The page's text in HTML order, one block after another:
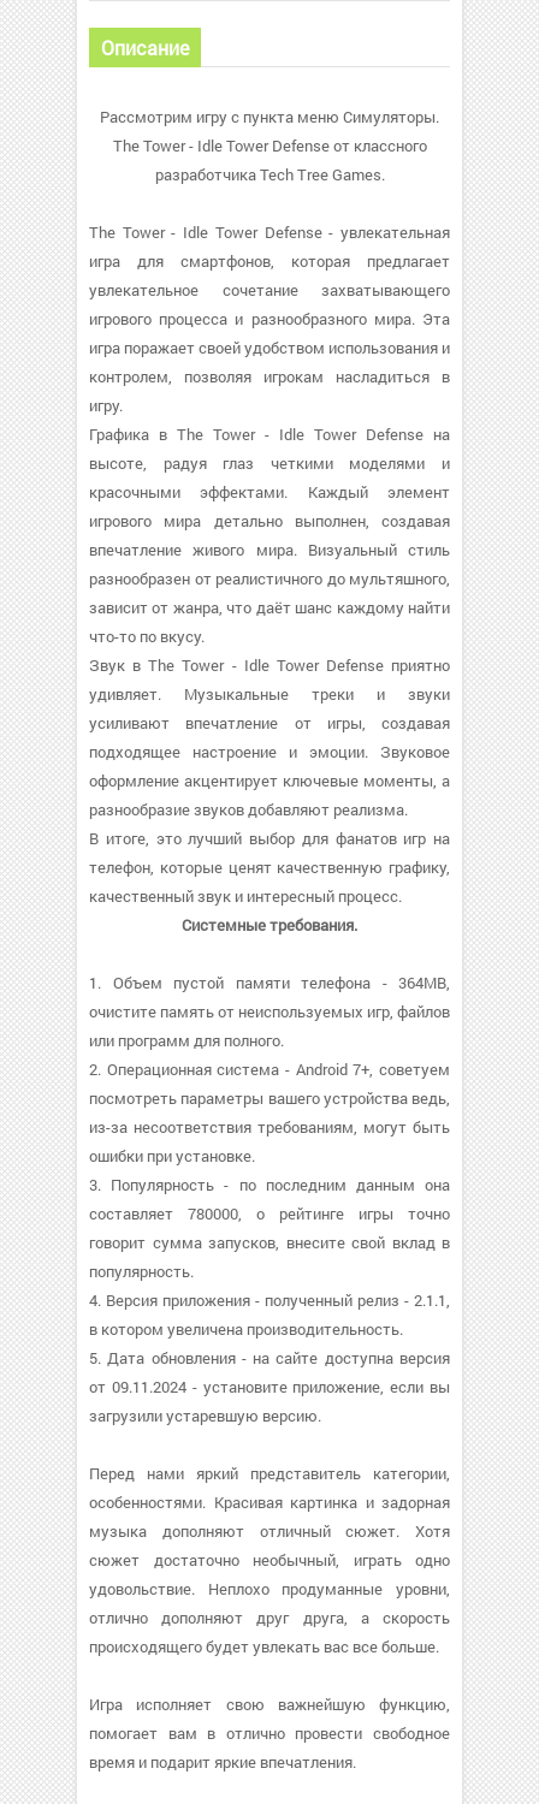
Описание
Рассмотрим игру с пункта меню Симуляторы.
The Tower - Idle Tower Defense от классного
разработчика Tech Tree Games.
The Tower - Idle Tower Defense - увлекательная
игра для смартфонов, которая предлагает
увлекательное сочетание захватывающего
игрового процесса и разнообразного мира. Эта
игра поражает своей удобством использования и
контролем, позволяя игрокам насладиться в
игру.
Графика в The Tower - Idle Tower Defense на
высоте, радуя глаз четкими моделями и
красочными эффектами. Каждый элемент
игрового мира детально выполнен, создавая
впечатление живого мира. Визуальный стиль
разнообразен от реалистичного до мультяшного,
зависит от жанра, что даёт шанс каждому найти
что-то по вкусу.
Звук в The Tower - Idle Tower Defense приятно
удивляет. Музыкальные треки и звуки
усиливают впечатление от игры, создавая
подходящее настроение и эмоции. Звуковое
оформление акцентирует ключевые моменты, а
разнообразие звуков добавляют реализма.
В итоге, это лучший выбор для фанатов игр на
телефон, которые ценят качественную графику,
качественный звук и интересный процесс.
Системные требования.
1. Объем пустой памяти телефона - 364MB,
очистите память от неиспользуемых игр, файлов
или программ для полного.
2. Операционная система - Android 7+, советуем
посмотреть параметры вашего устройства ведь,
из-за несоответствия требованиям, могут быть
ошибки при установке.
3. Популярность - по последним данным она
составляет 780000, о рейтинге игры точно
говорит сумма запусков, внесите свой вклад в
популярность.
4. Версия приложения - полученный релиз - 2.1.1,
в котором увеличена производительность.
5. Дата обновления - на сайте доступна версия
от 09.11.2024 - установите приложение, если вы
загрузили устаревшую версию.
Перед нами яркий представитель категории,
особенностями. Красивая картинка и задорная
музыка дополняют отличный сюжет. Хотя
сюжет достаточно необычный, играть одно
удовольствие. Неплохо продуманные уровни,
отлично дополняют друг друга, а скорость
происходящего будет увлекать вас все больше.
Игра исполняет свою важнейшую функцию,
помогает вам в отлично провести свободное
время и подарит яркие впечатления.